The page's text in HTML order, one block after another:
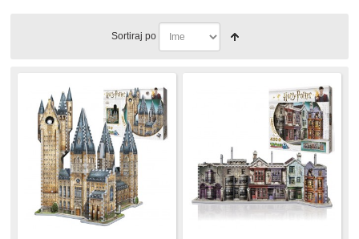
Sortiraj po